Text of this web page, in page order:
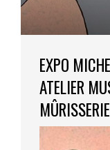
EXPO
ATELIER